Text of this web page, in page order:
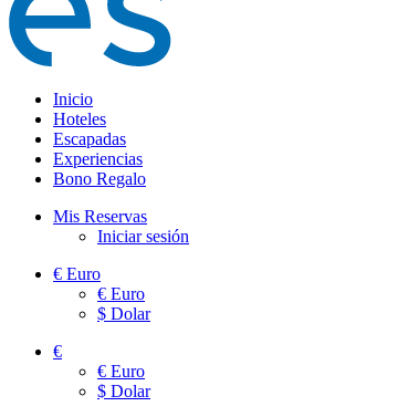
Inicio
Hoteles
Escapadas
Experiencias
Bono Regalo
Mis Reservas
Iniciar sesión
€ Euro
€ Euro
$ Dolar
€
€ Euro
$ Dolar